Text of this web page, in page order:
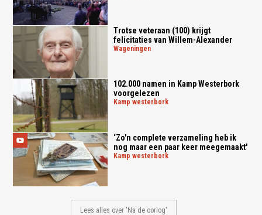
Trotse veteraan (100) krijgt
felicitaties van Willem-Alexander
wageningen
102.000 namen in Kamp Westerbork
voorgelezen
kamp westerbork
‘Zo'n complete verzameling heb ik
nog maar een paar keer meegemaakt'
kamp westerbork
Lees alles over 'Na de oorlog'